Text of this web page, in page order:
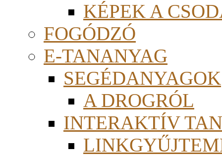
KÉPEK A
FOGÓDZÓ
E-TANANYAG
SEGÉDANYAGOK
A DROGRÓL
INTERAKTÍV